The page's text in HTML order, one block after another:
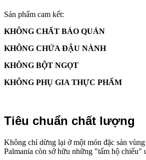
Sản phẩm cam kết:
KHÔNG CHẤT BẢO QUẢN
KHÔNG CHỨA ĐẬU NÀNH
KHÔNG BỘT NGỌT
KHÔNG PHỤ GIA THỰC PHẨM
Tiêu chuẩn chất lượng
Không chỉ dừng lại ở một món đặc sản
Palmania còn sở hữu những "tấm hộ chiếu"